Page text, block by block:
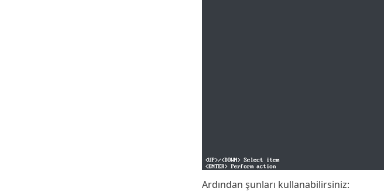
Ardından şunları kullanabilirsiniz: